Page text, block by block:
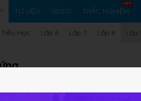
TƯ LIỆU VIDEO TRẮC NGHIỆM
Tiểu Học Lớp 6 Lớp 7 Lớp 8 Lớp